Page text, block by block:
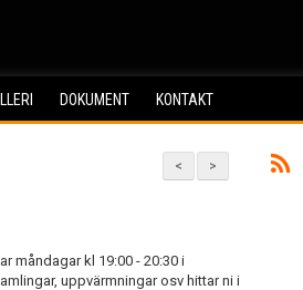
DOKUMENT KONTAKT
>
<
måndagar kl 19:00 - 20:30 i
uppvärmningar osv hittar ni i